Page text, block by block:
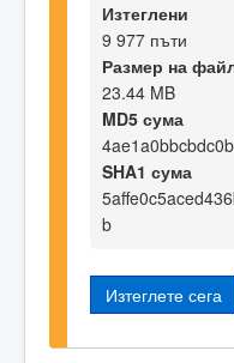
Изтеглени
9 977 пъти
Размер на
23.44 MB
MD5 сума
SHA1 сума
b
Изтеглете сега